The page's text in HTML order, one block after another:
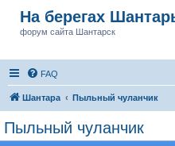
На берегах
форум сайта Шантарск
FAQ
Шантара Пыльный чуланчик
Пыльный чуланчик